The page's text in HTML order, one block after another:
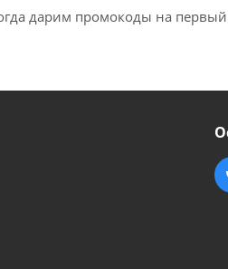
дарим промокоды на первый